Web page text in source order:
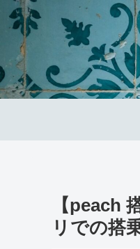
【peach
リでの搭